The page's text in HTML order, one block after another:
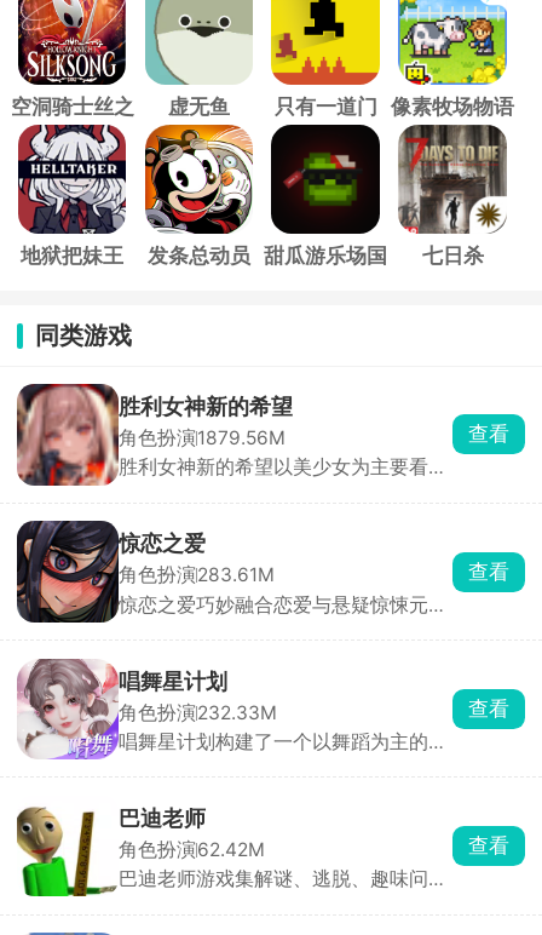
空洞骑士丝之
歌
虚无鱼 只有一道门 像素牧场物语
地狱把妹王 发条总动员
甜瓜游乐场国
七日杀
同类游戏
胜利女神新的希望
角色扮演1879.56M
胜利女神新的希望以美少女为主要看点
搭配五名妮姬技能组合，用其手上的武
器来瞄准怪物身上的高亮处并持续射
击，与侵略者展开激烈对抗。
查看
惊恋之爱
角色扮演283.61M
惊恋之爱巧妙融合恋爱与悬疑惊悚元
变。游戏里，通过选择与对话推动剧情
发展，每一次抉择都影响角色关系与结
局走向，故事充满不确定性，每个决定
都会引发连锁反应。游戏中的角色都藏
查看
唱舞星计划
角色扮演232.33M
唱舞星计划构建了一个以舞蹈为主的幻
衣服，用跳舞的方式与其他玩家同台竞
技，提升自己的艺术品鉴能力和身体灵
活性。游戏中有大量的音乐曲库，环境
也可以自由探索，努力成为你心目中的
查看
巴迪老师
角色扮演62.42M
巴迪老师游戏集解谜、逃脱、趣味问答
查看